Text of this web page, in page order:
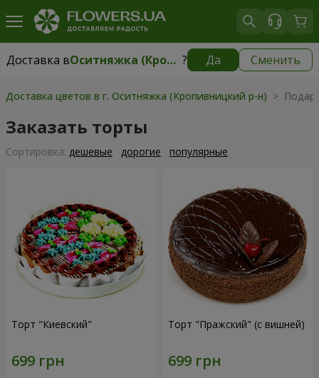
Доставка в Оситняжка (Кропивницкий р-н) ? Да Сменить
Доставка вОситняжка (Кропивницкий р-н) |бесплатно
Доставка цветов в г. Оситняжка (Кропивницкий р-н) >
Заказать торты
Cортировка: дешевые дорогие популярные
Торт "Киевский" Торт "Пражский" (с вишней)